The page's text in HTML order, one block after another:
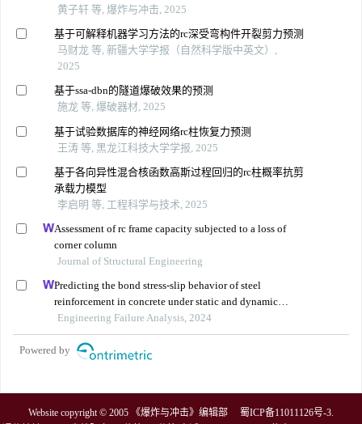
黄子轩 等, 爆炸与冲击, 2025
基于可解释机器学习方法的rc深受弯构件开裂剪力预测
马财龙 等, 新疆大学学报（自然科学版中英文）,
2025
基于ssa-dbn的隧道爆破效果的预测
施龙 等, 爆破器材, 2025
基于试验数据库的神经网络rc柱恢复力预测
王涛 等, 黑龙江科技大学学报, 2025
基于各向异性混合核函数高斯过程回归的rc柱概率抗剪
承载力模型
李启明 等, 工程科学与技术, 2025
Assessment of rc frame capacity subjected to a loss of
corner column
Journal of Structural Engineering
Predicting the bond stress-slip behavior of steel
reinforcement in concrete under static and dynamic
loadings by finite element, deep learning and analytical
methods
Engineering Failure Analysis, 2024
Powered by
Website copyright © 2005 《爆炸与冲击》编辑部 蜀ICP备11011126号-3.